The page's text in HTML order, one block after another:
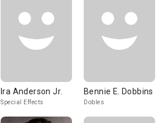
Ira Anderson Jr.
Special Effects
Bennie E. Dobbins
Dobles